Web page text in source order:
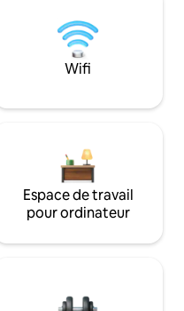
Wifi
Espace de travail
pour ordinateur